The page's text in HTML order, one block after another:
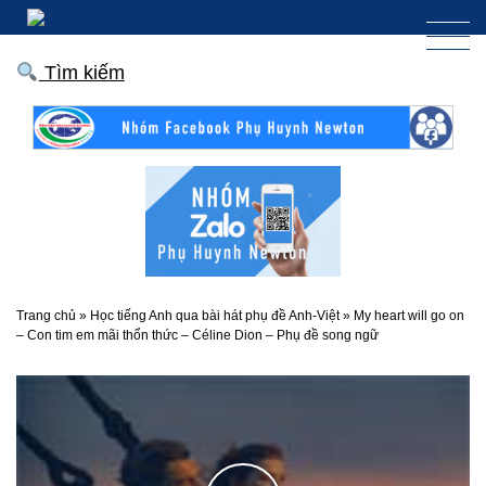
Tìm kiếm
Trang chủ » Học tiếng Anh qua bài hát phụ đề Anh-Việt» My heart will go on
– Con tim em mãi thổn thức – Céline Dion – Phụ đề song ngữ